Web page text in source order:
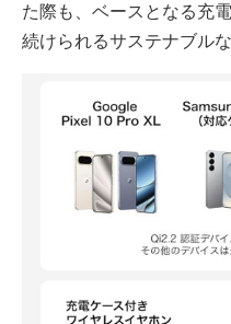
た際も、ベースとなる充
続けられるサステナブル